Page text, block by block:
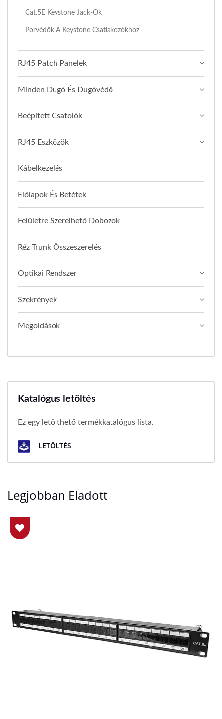
Cat.5E Keystone Jack-Ok
Porvédők A Keystone Csatlakozókhoz
RJ45 Patch Panelek
Minden Dugó És Dugóvédő
Beépített Csatolók
RJ45 Eszközök
Kábelkezelés
Előlapok És Betétek
Felületre Szerelhető Dobozok
Réz Trunk Összeszerelés
Optikai Rendszer
Szekrények
Megoldások
Katalógus letöltés
Ez egy letölthető termékkatalógus lista.
LETÖLTÉS
Legjobban Eladott